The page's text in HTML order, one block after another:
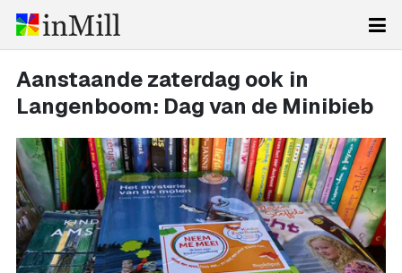
Aanstaande zaterdag ook in
Langenboom: Dag van de Minibieb